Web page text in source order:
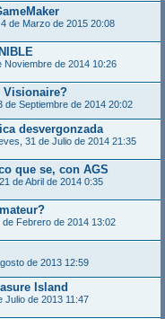
de Marzo de 2015 20:08
Noviembre de 2014 10:26
Visionaire?
de Septiembre de 2014 20:02
desvergonzada
31 de Julio de 2014 21:35
que se, con AGS
de Abril de 2014 0:35
de Febrero de 2014 13:02
de 2013 12:59
Island
Julio de 2013 11:47